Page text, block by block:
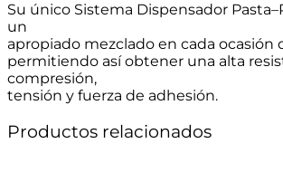
13.3g
Su único Sistema Dispensador
un
apropiado mezclado en cada ocasión
permitiendo así obtener una alta
compresión,
tensión y fuerza de adhesión.
Productos relacionados